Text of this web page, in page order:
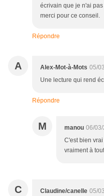
écrivain que je n'ai
merci pour ce conseil.
Répondre
A Alex-Mot-à-Mots 05/
Une lecture qui rend
Répondre
M manou 06/
C'est bien
vraiment à
C Claudine/canelle 05/